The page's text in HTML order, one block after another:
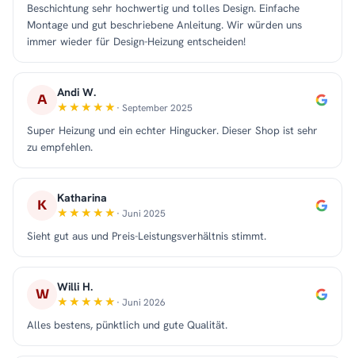
Beschichtung sehr hochwertig und tolles Design. Einfache
Montage und gut beschriebene Anleitung. Wir würden uns
immer wieder für Design-Heizung entscheiden!
A Andi W.
· September 2025
Super Heizung und ein echter Hingucker. Dieser Shop ist sehr
zu empfehlen.
K Katharina
· Juni 2025
Sieht gut aus und Preis-Leistungsverhältnis stimmt.
W Willi H.
· Juni 2026
Alles bestens, pünktlich und gute Qualität.